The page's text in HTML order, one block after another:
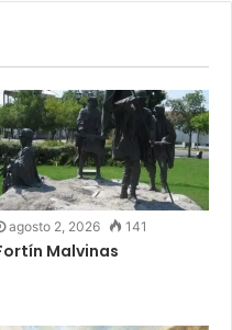
agosto 2, 2026 141
Malvinas